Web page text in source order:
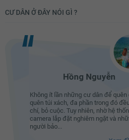
CƯ DÂN Ở ĐÂY NÓI GÌ ?
Hồng Nguyễn
Không ít lần những cư dân để quên
quên túi xách, đa phần trong đó
chí, bỏ cuộc. Tuy nhiên, nhờ hệ
camera lắp đặt nghiêm ngặt và
người bảo...